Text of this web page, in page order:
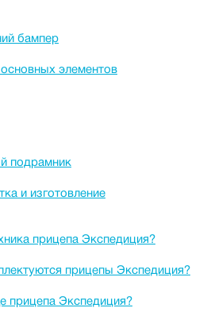
бампер
элементов
подрамник
и изготовление
прицепа Экспедиция?
прицепы Экспедиция?
прицепа Экспедиция?